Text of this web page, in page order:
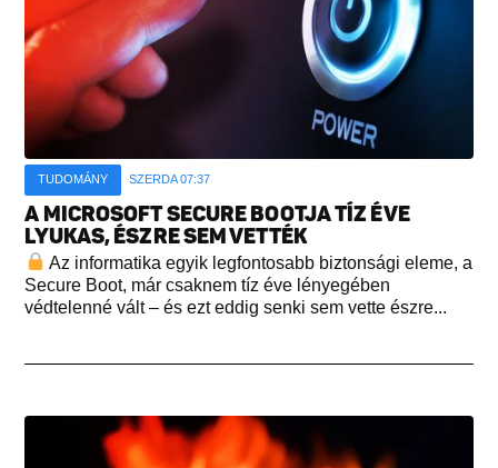
TUDOMÁNY SZERDA 07:37
A MICROSOFT SECURE BOOTJA TÍZ ÉVE
LYUKAS, ÉSZRE SEM VETTÉK
Az informatika egyik legfontosabb biztonsági eleme, a
Secure Boot, már csaknem tíz éve lényegében
védtelenné vált – és ezt eddig senki sem vette észre...